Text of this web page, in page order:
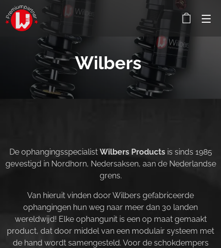
Wilbers
De ophangingsspecialist Wilbers Productsis sinds 1985
gevestigd in Nordhorn, Nedersaksen, aan de Nederlandse
grens.
Van hieruit vinden door Wilbers gefabriceerde
ophangingen hun weg naar meer dan 30 landen
wereldwijd! Elke ophangunit is een op maat gemaakt
product, dat door middel van een modulair systeem met
de hand wordt samengesteld. Voor de schokdempers